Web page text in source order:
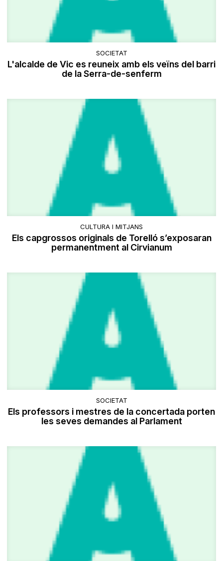
SOCIETAT
L'alcalde de Vic es reuneix amb els veïns del barri
de la Serra-de-senferm
CULTURA I MITJANS
Els capgrossos originals de Torelló s’exposaran
permanentment al Cirvianum
SOCIETAT
Els professors i mestres de la concertada porten
les seves demandes al Parlament